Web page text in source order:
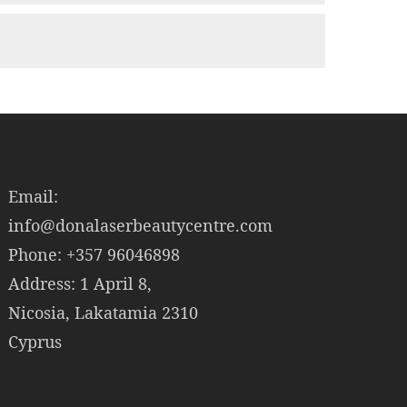
Email:
info@donalaserbeautycentre.com
Phone: +357 96046898
Address: 1 April 8,
Nicosia, Lakatamia 2310
Cyprus